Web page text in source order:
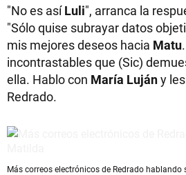
"No es asíLuli", arranca la
"Sólo quise subrayar datos
mis mejores deseos hacia Matu
incontrastables que (Sic)
ella. Hablo con María Lujány
Redrado.
Más correos electrónicos de Redrado hablando